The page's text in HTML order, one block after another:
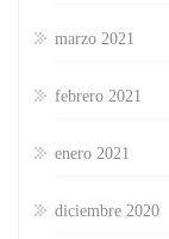
marzo 2021
febrero 2021
enero 2021
diciembre 2020